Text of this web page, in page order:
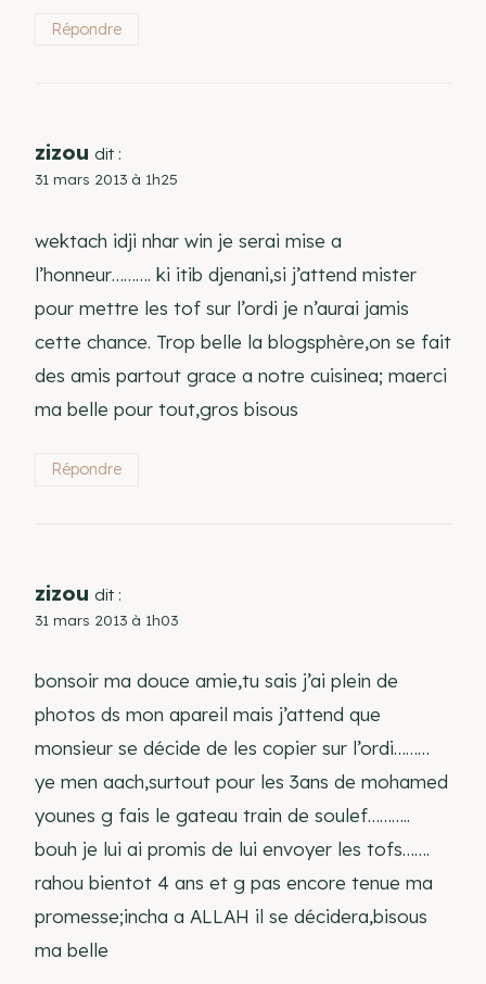
Répondre
zizou dit :
31 mars 2013 à 1h25
wektach idji nhar win je serai mise a
l’honneur………. ki itib djenani,si j’attend mister
pour mettre les tof sur l’ordi je n’aurai jamis
cette chance. Trop belle la blogsphère,on se fait
des amis partout grace a notre cuisinea; maerci
ma belle pour tout,gros bisous
Répondre
zizou dit :
31 mars 2013 à 1h03
bonsoir ma douce amie,tu sais j’ai plein de
photos ds mon apareil mais j’attend que
monsieur se décide de les copier sur l’ordi………
ye men aach,surtout pour les 3ans de mohamed
younes g fais le gateau train de soulef………..
bouh je lui ai promis de lui envoyer les tofs…….
rahou bientot 4 ans et g pas encore tenue ma
promesse;incha a ALLAH il se décidera,bisous
ma belle